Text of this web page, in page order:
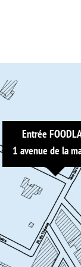
Entrée
1 avenue de la